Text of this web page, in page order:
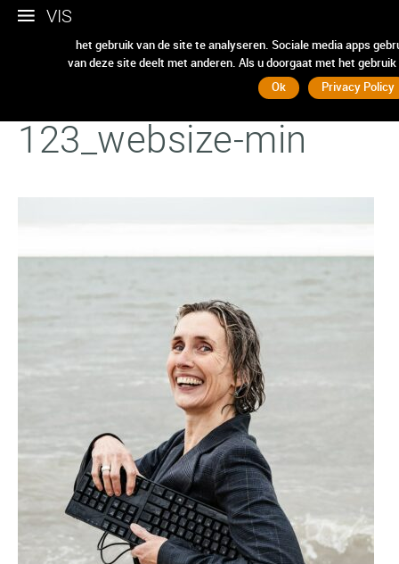
VIS
123_websize-min
het gebruik van de site te analyseren. Sociale media apps
van deze site deelt met anderen. Als u doorgaat met het
Ok
Privacy Policy